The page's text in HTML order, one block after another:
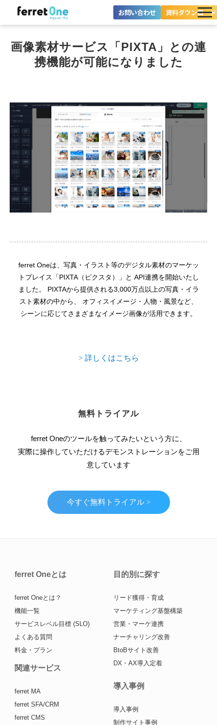
お問い合わせ 資料ダウンロード
ツール・機能一覧
導入事例
料金プラン
セミナー
お役立ち情報
画像素材サービス「PIXTA」との連
携機能が可能になりました
ferret Oneは、写真・イラスト等のデジタル素材のマーケッ
トプレイス「PIXTA（ピクスタ）」と API連携を開始いたし
ました。 PIXTAから提供される3,000万点以上の写真・イラ
スト素材の中から、 オフィスイメージ・人物・風景など、
シーンに応じてさまざまなイメージ画像が活用できます。
> 詳しくはこちら
無料トライアル
ferret Oneのツールを触ってみたいという方に、
実際に操作していただけるデモンストレーションをご用
意しています
今すぐ無料トライアル >
ferret Oneとは
ferret Oneとは？
機能一覧
サービスレベル目標 (SLO)
よくある質問
料金・プラン
関連サービス
ferret MA
ferret SFA/CRM
ferret CMS
目的別に探す
リード獲得・育成
マーケティング基盤構築
営業・マーケ連携
ナーチャリング改善
BtoBサイト改善
DX・AX導入定着
導入事例
導入事例
制作サイト事例